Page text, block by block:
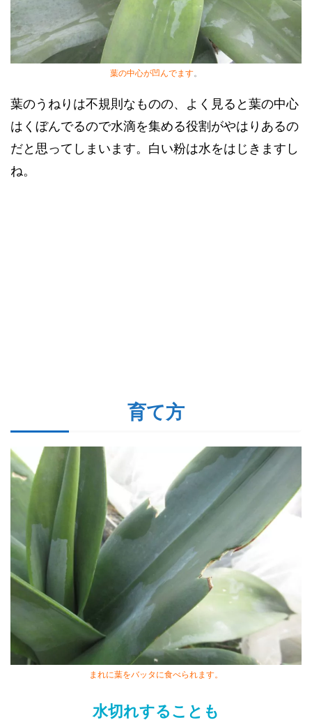
葉の中心が凹んでます。
葉のうねりは不規則なものの、よく見ると葉の中心
はくぼんでるので水滴を集める役割がやはりあるの
だと思ってしまいます。白い粉は水をはじきますし
ね。
育て方
まれに葉をバッタに食べられます。
水切れすることも